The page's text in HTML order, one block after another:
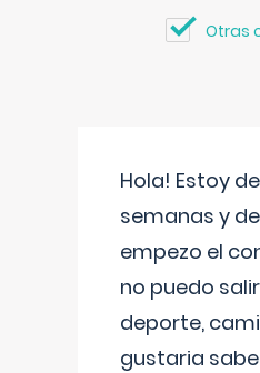
Otras
Hola! Estoy de
semanas y
empezo el
no puedo
deporte,
gustaria